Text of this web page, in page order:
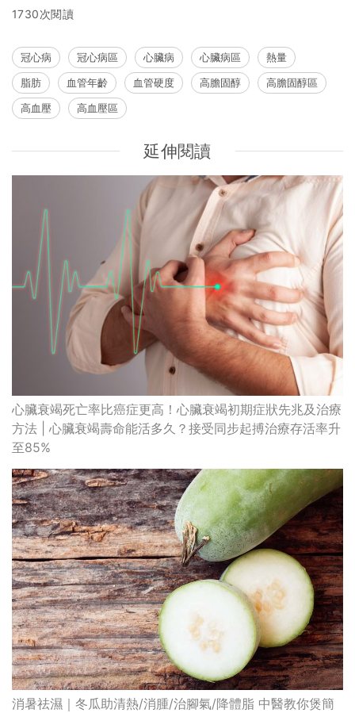
1730次閱讀
冠心病 冠心病區 心臟病 心臟病區
熱量
脂肪
血管年齡 血管硬度 高膽固醇
高膽固醇區
高血壓
高血壓區
延伸閱讀
心臟衰竭死亡率比癌症更高！心臟衰竭初期症狀先兆及治療
方法 | 心臟衰竭壽命能活多久？接受同步起搏治療存活率升
至85%
消暑祛濕｜冬瓜助清熱/消腫/治腳氣/降體脂 中醫教你煲簡